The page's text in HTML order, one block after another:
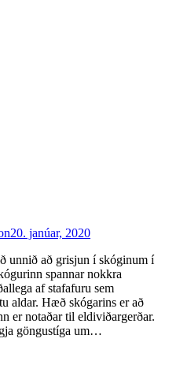
20. janúar, 2020
unnið að grisjun í skóginum í
spannar nokkra
af stafafuru sem
aldar. Hæð skógarins er að
er notaðar til eldiviðargerðar.
göngustíga um…